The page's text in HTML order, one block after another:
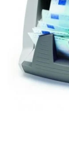
Masini numarat
Verificatoare
Monitoare
Imprimante
Imprimante
Imprimante
Imprimante